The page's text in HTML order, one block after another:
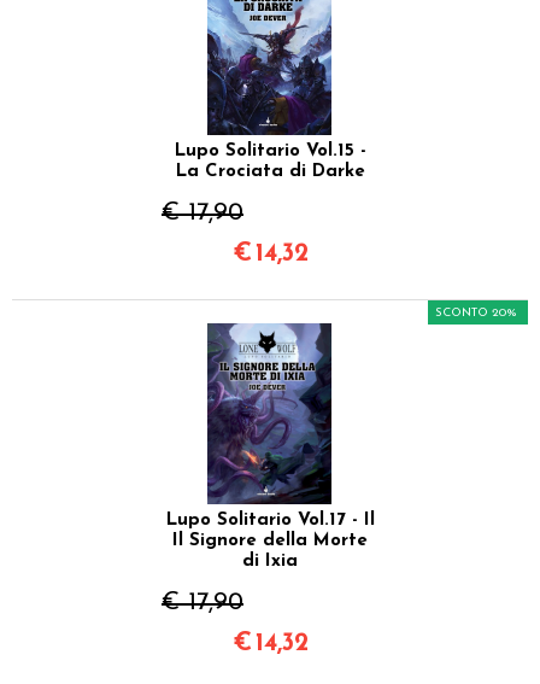
Lupo Solitario Vol.15 -
La Crociata di Darke
€ 17,90
€ 14,32
Lupo Solitario Vol.17 - Il
Il Signore della Morte
di Ixia
€ 17,90
SCONTO 20%
€ 14,32